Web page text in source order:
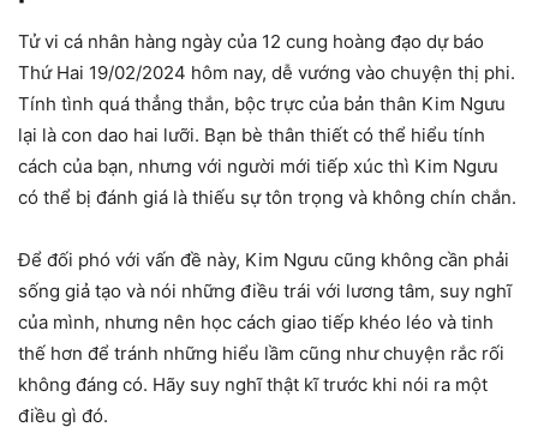
Tử vi cá nhân hàng ngày của 12 cung hoàng đạo dự báo
Thứ Hai 19/02/2024 hôm nay, dễ vướng vào chuyện thị phi.
Tính tình quá thẳng thắn, bộc trực của bản thân Kim Ngưu
lại là con dao hai lưỡi. Bạn bè thân thiết có thể hiểu tính
cách của bạn, nhưng với người mới tiếp xúc thì Kim Ngưu
có thể bị đánh giá là thiếu sự tôn trọng và không chín chắn.
Để đối phó với vấn đề này, Kim Ngưu cũng không cần phải
sống giả tạo và nói những điều trái với lương tâm, suy nghĩ
của mình, nhưng nên học cách giao tiếp khéo léo và tinh
thế hơn để tránh những hiểu lầm cũng như chuyện rắc rối
không đáng có. Hãy suy nghĩ thật kĩ trước khi nói ra một
điều gì đó.